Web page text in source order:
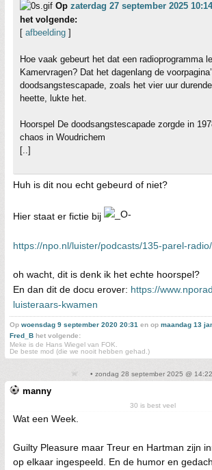
Op zaterdag 27 september 2025 10:14
het volgende:
[ afbeelding ]
Hoe vaak gebeurt het dat een radioprogramma
Kamervragen? Dat het dagenlang de
doodsangstescapade, zoals het vier uur
heette, lukte het.
Hoorspel De doodsangstescapade zorgde in
chaos in Woudrichem
[..]
Huh is dit nou echt gebeurd of niet?
Hier staat er fictie bij
https://npo.nl/luister/podcasts/135-parel-
oh wacht, dit is denk ik het echte hoorspel?
En dan dit de docu erover: https://
luisteraars-kwamen
Op woensdag 9 september 2020 20:31 en op maandag 13
Fred_B het volgende:
Meke is de Hans Wiegel van FOK.
De beste mod (die we nooit hebben gehad.)
• zondag 28 september 2025 @
manny
30 is best veel
Wat een Week.
Guilty Pleasure maar Treur en Hartman zijn
op elkaar ingespeeld. En de humor en